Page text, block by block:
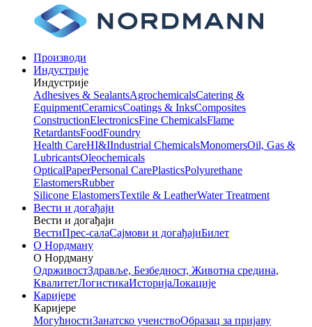
Производи
Индустрије
Индустрије
Adhesives & SealantsAgrochemicalsCatering &
EquipmentCeramicsCoatings & InksComposites
ConstructionElectronicsFine ChemicalsFlame
RetardantsFoodFoundry
Health CareHI&IIndustrial ChemicalsMonomersOil, Gas &
LubricantsOleochemicals
OpticalPaperPersonal CarePlasticsPolyurethane
ElastomersRubber
Silicone ElastomersTextile & LeatherWater Treatment
Вести и догађаји
Вести и догађаји
ВестиПрес-салаСајмови и догађајиБилет
О Нордману
О Нордману
ОдрживостЗдравље, Безбедност, Животна средина,
КвалитетЛогистикаИсторијаЛокације
Каријере
Каријере
МогућностиЗанатско ученствоОбразац за пријаву